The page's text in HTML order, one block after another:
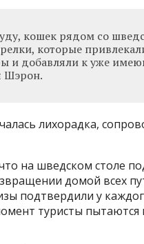
кошек рядом со
которые
и добавляли к уже
Шэрон.
лихорадка,
на шведском столе
домой всех
подтвердили у
туристы